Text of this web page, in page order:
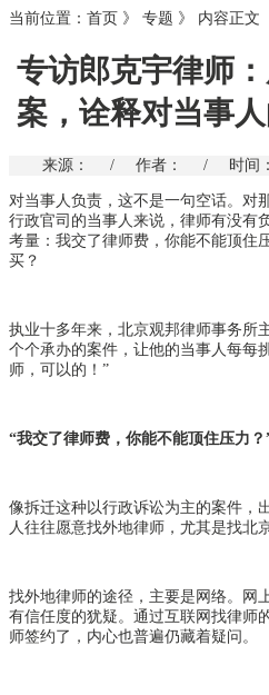
当前位置： 首页 》 专题 》 内容正文
专访郎克宇律师
案，诠释对当事
来源： / 作者： / 时间
对当事人负责，这不是一句空话。对
行政官司的当事人来说，律师有没有
考量：我交了律师费，你能不能顶住
买？
执业十多年来，北京观邦律师事务所
个个承办的案件，让他的当事人每每
师，可以的！”
“我交了律师费，你能不能顶住压力？
像拆迁这种以行政诉讼为主的案件，
人往往愿意找外地律师，尤其是找北
找外地律师的途径，主要是网络。网
有信任度的犹疑。通过互联网找律师
师签约了，内心也普遍仍藏着疑问。